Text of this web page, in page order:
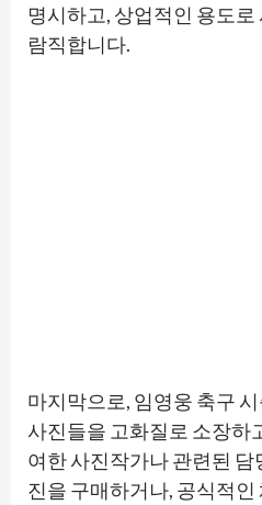
명시하고, 상업적인 용도
람직합니다.
마지막으로, 임영웅 축구
사진들을 고화질로 소장하
여한 사진작가나 관련된
진을 구매하거나, 공식적